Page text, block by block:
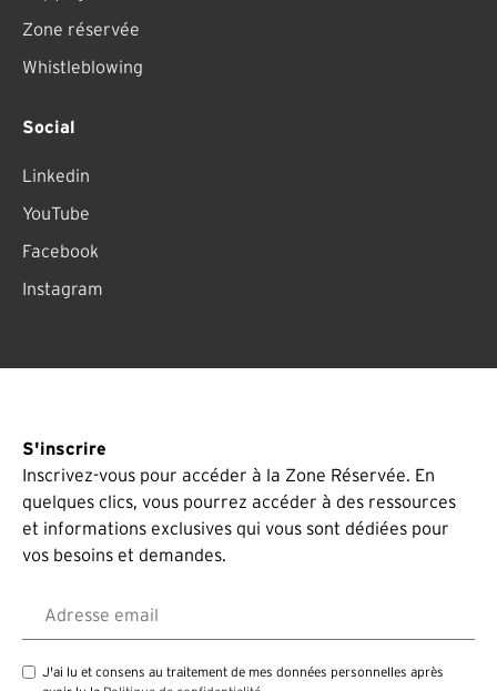
Zone réservée
Whistleblowing
Social
Linkedin
YouTube
Facebook
Instagram
S'inscrire
Inscrivez-vous pour accéder à la Zone Réservée. En
quelques clics, vous pourrez accéder à des ressources
et informations exclusives qui vous sont dédiées pour
vos besoins et demandes.
J'ai lu et consens au traitement de mes données personnelles après